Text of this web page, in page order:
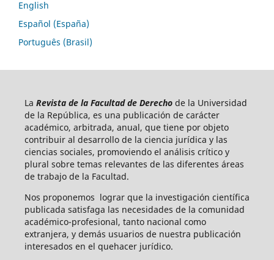
English
Español (España)
Português (Brasil)
La Revista de la Facultad de Derecho de la Universidad
de la República, es una publicación de carácter
académico, arbitrada, anual, que tiene por objeto
contribuir al desarrollo de la ciencia jurídica y las
ciencias sociales, promoviendo el análisis crítico y
plural sobre temas relevantes de las diferentes áreas
de trabajo de la Facultad.
Nos proponemos lograr que la investigación científica
publicada satisfaga las necesidades de la comunidad
académico-profesional, tanto nacional como
extranjera, y demás usuarios de nuestra publicación
interesados en el quehacer jurídico.